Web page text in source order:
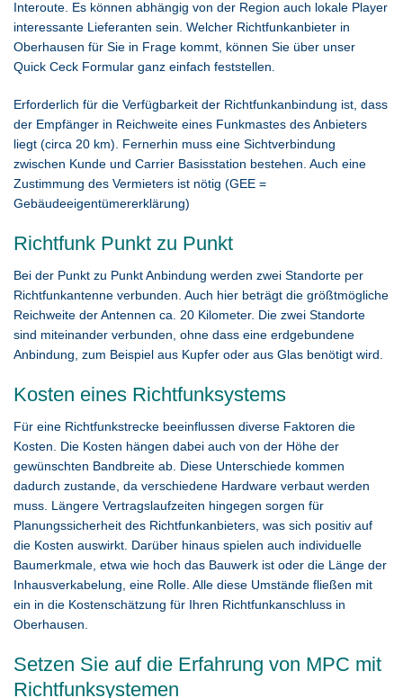
Interoute. Es können abhängig von der Region auch lokale Player
interessante Lieferanten sein. Welcher Richtfunkanbieter in
Oberhausen für Sie in Frage kommt, können Sie über unser
Quick Ceck Formular ganz einfach feststellen.
Erforderlich für die Verfügbarkeit der Richtfunkanbindung ist, dass
der Empfänger in Reichweite eines Funkmastes des Anbieters
liegt (circa 20 km). Fernerhin muss eine Sichtverbindung
zwischen Kunde und Carrier Basisstation bestehen. Auch eine
Zustimmung des Vermieters ist nötig (GEE =
Gebäudeeigentümererklärung)
Richtfunk Punkt zu Punkt
Bei der Punkt zu Punkt Anbindung werden zwei Standorte per
Richtfunkantenne verbunden. Auch hier beträgt die größtmögliche
Reichweite der Antennen ca. 20 Kilometer. Die zwei Standorte
sind miteinander verbunden, ohne dass eine erdgebundene
Anbindung, zum Beispiel aus Kupfer oder aus Glas benötigt wird.
Kosten eines Richtfunksystems
Für eine Richtfunkstrecke beeinflussen diverse Faktoren die
Kosten. Die Kosten hängen dabei auch von der Höhe der
gewünschten Bandbreite ab. Diese Unterschiede kommen
dadurch zustande, da verschiedene Hardware verbaut werden
muss. Längere Vertragslaufzeiten hingegen sorgen für
Planungssicherheit des Richtfunkanbieters, was sich positiv auf
die Kosten auswirkt. Darüber hinaus spielen auch individuelle
Baumerkmale, etwa wie hoch das Bauwerk ist oder die Länge der
Inhausverkabelung, eine Rolle. Alle diese Umstände fließen mit
ein in die Kostenschätzung für Ihren Richtfunkanschluss in
Oberhausen.
Setzen Sie auf die Erfahrung von MPC mit
Richtfunksystemen